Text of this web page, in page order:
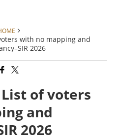
with no mapping and
2026
of voters
and
2026